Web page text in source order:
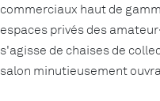
commerciaux haut de
espaces privés des
s'agisse de chaises de
salon minutieusement